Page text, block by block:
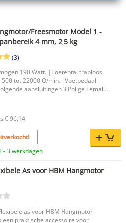
Freesmotor Model 1 -
4 mm, 2,5 kg
(3)
190 Watt. |Toerental traploos
500 tot 22000 O/min. |Voetpedaal
aansluitingen 3 Polige Female
F |
€ 96,14
- 3 werkdagen
As voor HBM Hangmotor
as voor HBM Hangmotor
een praktische accessoire voor